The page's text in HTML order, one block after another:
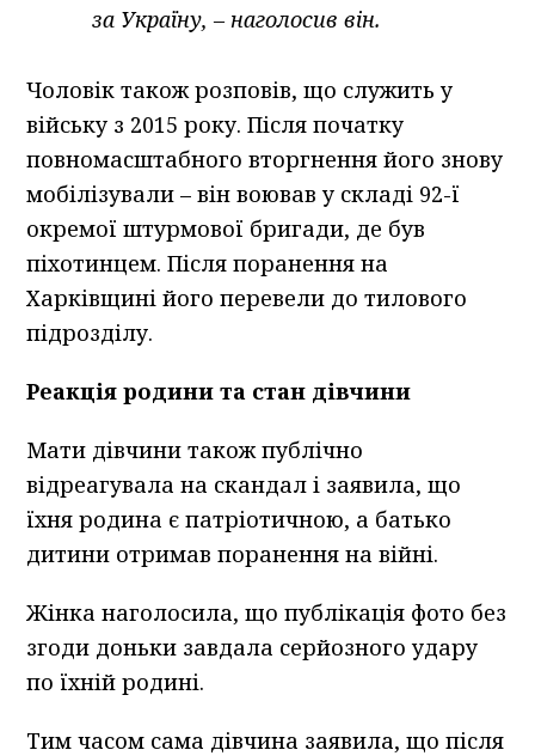
за Україну, – наголосив він.
Чоловік також розповів, що служить у
війську з 2015 року. Після початку
повномасштабного вторгнення його знову
мобілізували – він воював у складі 92-ї
окремої штурмової бригади, де був
піхотинцем. Після поранення на
Харківщині його перевели до тилового
підрозділу.
Реакція родини та стан дівчини
Мати дівчини також публічно
відреагувала на скандал і заявила, що
їхня родина є патріотичною, а батько
дитини отримав поранення на війні.
Жінка наголосила, що публікація фото без
згоди доньки завдала серйозного удару
по їхній родині.
Тим часом сама дівчина заявила, що після